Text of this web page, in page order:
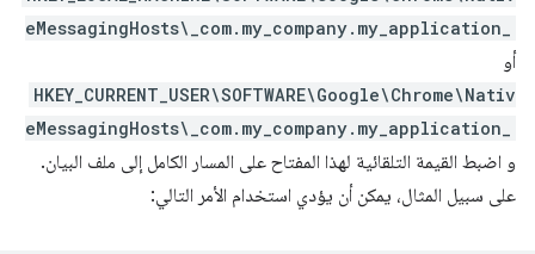
eMessagingHosts\_com.my_company.my_application_
أو
HKEY_CURRENT_USER\SOFTWARE\Google\Chrome\Nativ
eMessagingHosts\_com.my_company.my_application_
و اضبط القيمة التلقائية لهذا المفتاح على المسار الكامل إلى ملف البيان.
على سبيل المثال، يمكن أن يؤدي استخدام الأمر التالي: